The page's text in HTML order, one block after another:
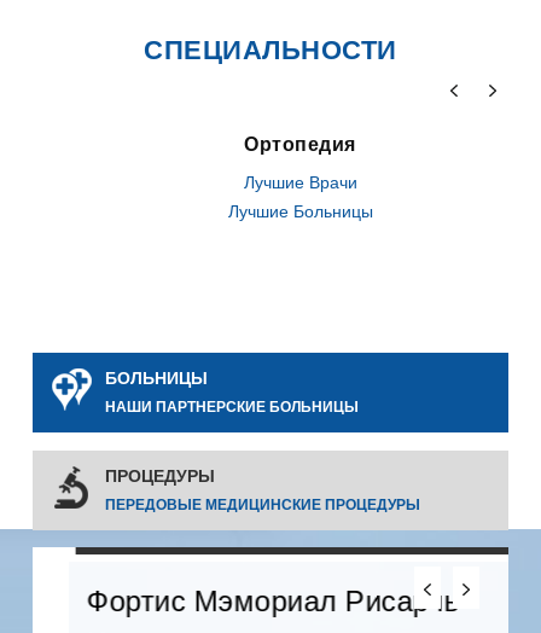
СПЕЦИАЛЬНОСТИ
Ортопедия
Лучшие Врачи
Лучшие Больницы
БОЛЬНИЦЫ
НАШИ ПАРТНЕРСКИЕ БОЛЬНИЦЫ
ПРОЦЕДУРЫ
ПЕРЕДОВЫЕ МЕДИЦИНСКИЕ ПРОЦЕДУРЫ
0 0 0
Фортис Мэмориал Рисарчь